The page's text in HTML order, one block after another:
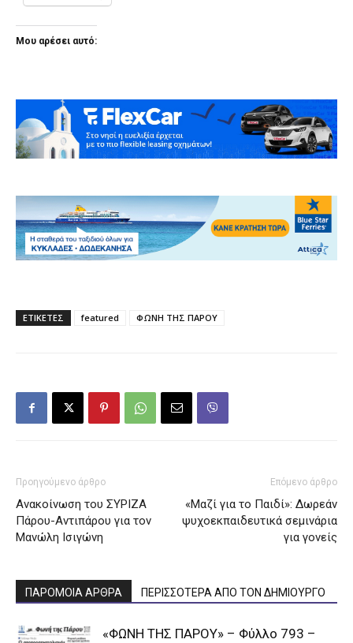
Μου αρέσει αυτό:
ΕΤΙΚΕΤΕΣ featured ΦΩΝΗ ΤΗΣ ΠΑΡΟΥ
Προηγούμενο άρθρο
Ανακοίνωση του ΣΥΡΙΖΑ
Πάρου-Αντιπάρου για τον
Μανώλη Ισιγώνη
Επόμενο άρθρο
«Μαζί για το Παιδί»: Δωρεάν
ψυχοεκπαιδευτικά σεμινάρια
για γονείς
ΠΑΡΟΜΟΙΑ ΑΡΘΡΑ ΠΕΡΙΣΣΟΤΕΡΑ ΑΠΟ ΤΟΝ ΔΗΜΙΟΥΡΓΟ
«ΦΩΝΗ ΤΗΣ ΠΑΡΟΥ» – Φύλλο 793 –